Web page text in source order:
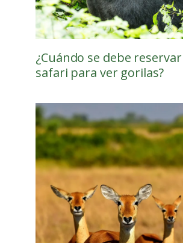
¿Cuándo se debe
safari para ver gorilas?